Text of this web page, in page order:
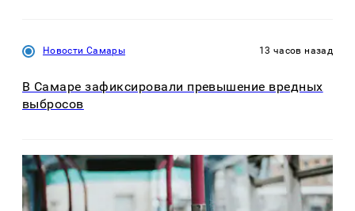
Новости Самары 13 часов назад
В Самаре зафиксировали превышение вредных
выбросов